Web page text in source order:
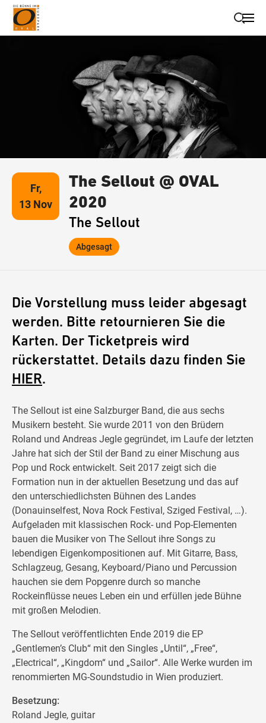
Suche schließen
Wegbeschreibung erhalten
Fr,
13 Nov
The Sellout @ OVAL
2020
The Sellout
Abgesagt
Die Vorstellung muss leider abgesagt
werden. Bitte retournieren Sie die
Karten. Der Ticketpreis wird
rückerstattet. Details dazu finden Sie
HIER.
The Sellout ist eine Salzburger Band, die aus sechs
Musikern besteht. Sie wurde 2011 von den Brüdern
Roland und Andreas Jegle gegründet, im Laufe der letzten
Jahre hat sich der Stil der Band zu einer Mischung aus
Pop und Rock entwickelt. Seit 2017 zeigt sich die
Formation nun in der aktuellen Besetzung und das auf
den unterschiedlichsten Bühnen des Landes
(Donauinselfest, Nova Rock Festival, Sziged Festival, …).
Aufgeladen mit klassischen Rock- und Pop-Elementen
bauen die Musiker von The Sellout ihre Songs zu
lebendigen Eigenkompositionen auf. Mit Gitarre, Bass,
Schlagzeug, Gesang, Keyboard/Piano und Percussion
hauchen sie dem Popgenre durch so manche
Rockeinflüsse neues Leben ein und erfüllen jede Bühne
mit großen Melodien.
The Sellout veröffentlichten Ende 2019 die EP
„Gentlemen’s Club“ mit den Singles „Until“, „Free“,
„Electrical“, „Kingdom“ und „Sailor“. Alle Werke wurden im
renommierten MG-Soundstudio in Wien produziert.
Besetzung:
Roland Jegle, guitar